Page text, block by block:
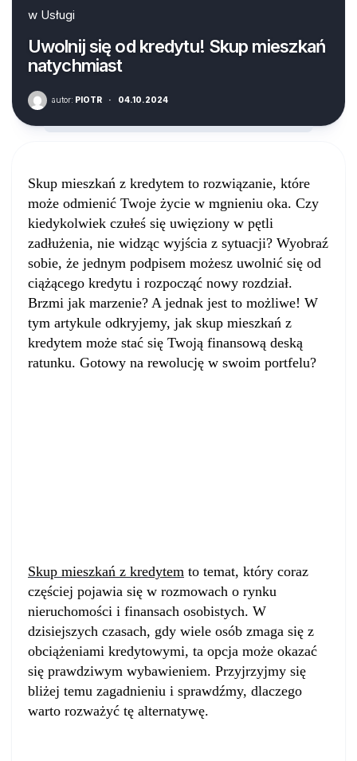
w Usługi
Uwolnij się od kredytu! Skup mieszkań
natychmiast
autor: PIOTR · 04.10.2024
Skup mieszkań z kredytem to rozwiązanie, które
może odmienić Twoje życie w mgnieniu oka. Czy
kiedykolwiek czułeś się uwięziony w pętli
zadłużenia, nie widząc wyjścia z sytuacji? Wyobraź
sobie, że jednym podpisem możesz uwolnić się od
ciążącego kredytu i rozpocząć nowy rozdział.
Brzmi jak marzenie? A jednak jest to możliwe! W
tym artykule odkryjemy, jak skup mieszkań z
kredytem może stać się Twoją finansową deską
ratunku. Gotowy na rewolucję w swoim portfelu?
Skup mieszkań z kredytem to temat, który coraz
częściej pojawia się w rozmowach o rynku
nieruchomości i finansach osobistych. W
dzisiejszych czasach, gdy wiele osób zmaga się z
obciążeniami kredytowymi, ta opcja może okazać
się prawdziwym wybawieniem. Przyjrzyjmy się
bliżej temu zagadnieniu i sprawdźmy, dlaczego
warto rozważyć tę alternatywę.